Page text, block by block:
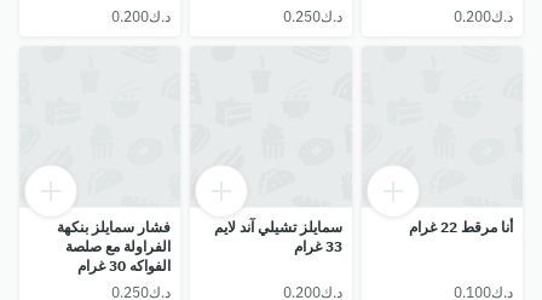
⁦د.ك0.250⁩
أنا مرقط 22 غرام
سمايلز تشيلي آند لايم
33 غرام
⁦د.ك0.200⁩
فشار سمايلز بنكهة
الفراولة مع صلصة
الفواكه 30 غرام